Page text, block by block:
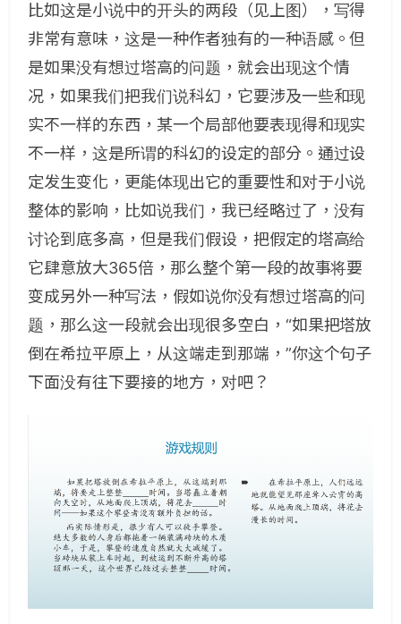
比如这是小说中的开头的两段（见上图），写得
非常有意味，这是一种作者独有的一种语感。但
是如果没有想过塔高的问题，就会出现这个情
况，如果我们把我们说科幻，它要涉及一些和现
实不一样的东西，某一个局部他要表现得和现实
不一样，这是所谓的科幻的设定的部分。通过设
定发生变化，更能体现出它的重要性和对于小说
整体的影响，比如说我们，我已经略过了，没有
讨论到底多高，但是我们假设，把假定的塔高给
它肆意放大365倍，那么整个第一段的故事将要
变成另外一种写法，假如说你没有想过塔高的问
题，那么这一段就会出现很多空白，“如果把塔放
倒在希拉平原上，从这端走到那端，”你这个句子
下面没有往下要接的地方，对吧？